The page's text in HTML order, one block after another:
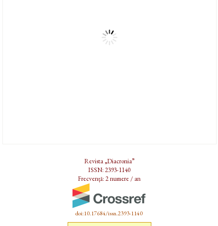
Revista „Diacronia”
ISSN: 2393-1140
Frecvență: 2 numere / an
doi:10.17684/issn.2393-1140